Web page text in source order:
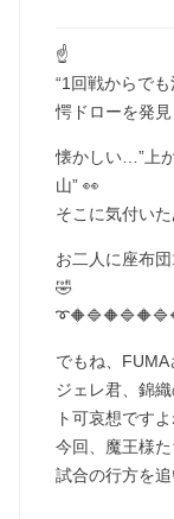
☝️
“1回戦からで
愕ドローを発
懐かしい…”上
山” 👀
そこに気付いた
お二人に座布
🤣
でもね、
ジェレ君、錦
ト可哀想ですよ
今回、魔王様た
試合の行方を追